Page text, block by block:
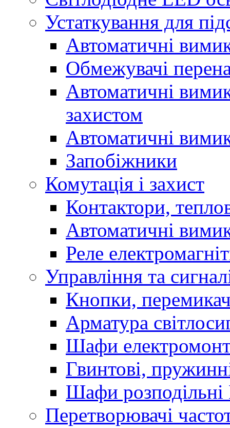
Устаткування для
Автоматичні
Обмежувачі
Автоматичні
захистом
Автоматичні
Запобіжники
Комутація і захист
Контактори,
Автоматичні
Реле
Управління та
Кнопки,
Арматура
Шафи
Гвинтові,
Шафи розподільні
Перетворювачі